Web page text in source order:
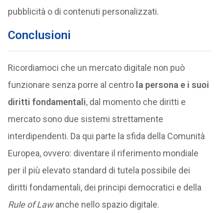
pubblicità o di contenuti personalizzati.
Conclusioni
Ricordiamoci che un mercato digitale non può
funzionare senza porre al centro la persona e i suoi
diritti fondamentali, dal momento che diritti e
mercato sono due sistemi strettamente
interdipendenti. Da qui parte la sfida della Comunità
Europea, ovvero: diventare il riferimento mondiale
per il più elevato standard di tutela possibile dei
diritti fondamentali, dei principi democratici e della
Rule of Lawanche nello spazio digitale.